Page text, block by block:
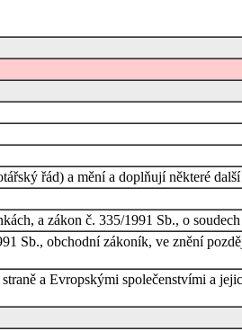
řád) a mění a doplňují některé
a zákon č. 335/1991 Sb., o
Sb., obchodní zákoník, ve znění
a Evropskými společenstvími a